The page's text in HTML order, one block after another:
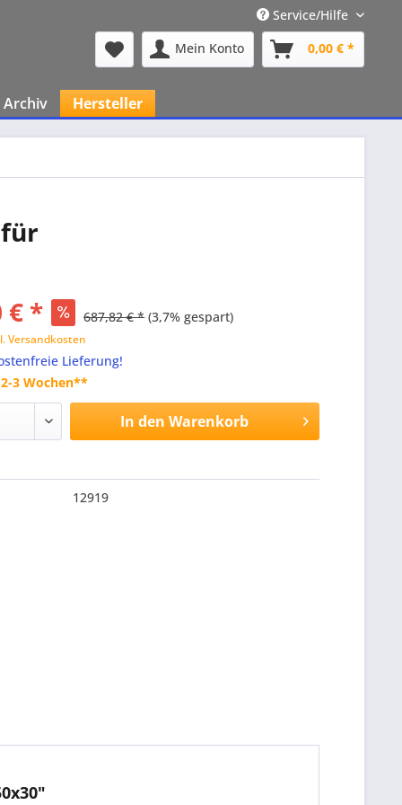
Service/Hilfe
Mein Konto
0,00 € *
Archiv Hersteller
€ * 687,82 € * (3,7% gespart)
Versandkosten
Lieferung!
3 Wochen**
In den Warenkorb
12919